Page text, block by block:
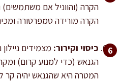
הקרה (והווניל אם
הקרה מורידה טמפרטורה
כיסוי וקירור: מצמידים
המטרה היא שהגנאש יהיה קר